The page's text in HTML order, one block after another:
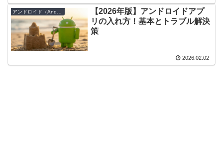
【2026年版】アンドロイドアプ
リの入れ方！基本とトラブル解決
策
2026.02.02